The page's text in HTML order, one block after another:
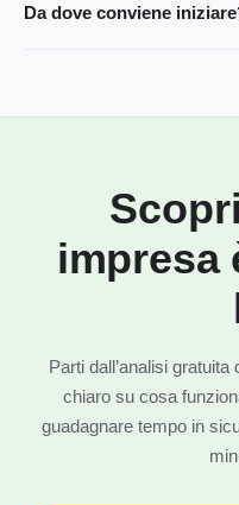
Da dove conviene
impresa
Parti dall’analisi
chiaro su cosa
guadagnare tempo in